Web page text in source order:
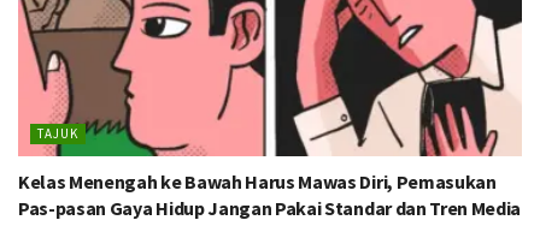
TAJUK
Kelas Menengah ke Bawah Harus Mawas Diri, Pemasukan
Pas-pasan Gaya Hidup Jangan Pakai Standar dan Tren Media